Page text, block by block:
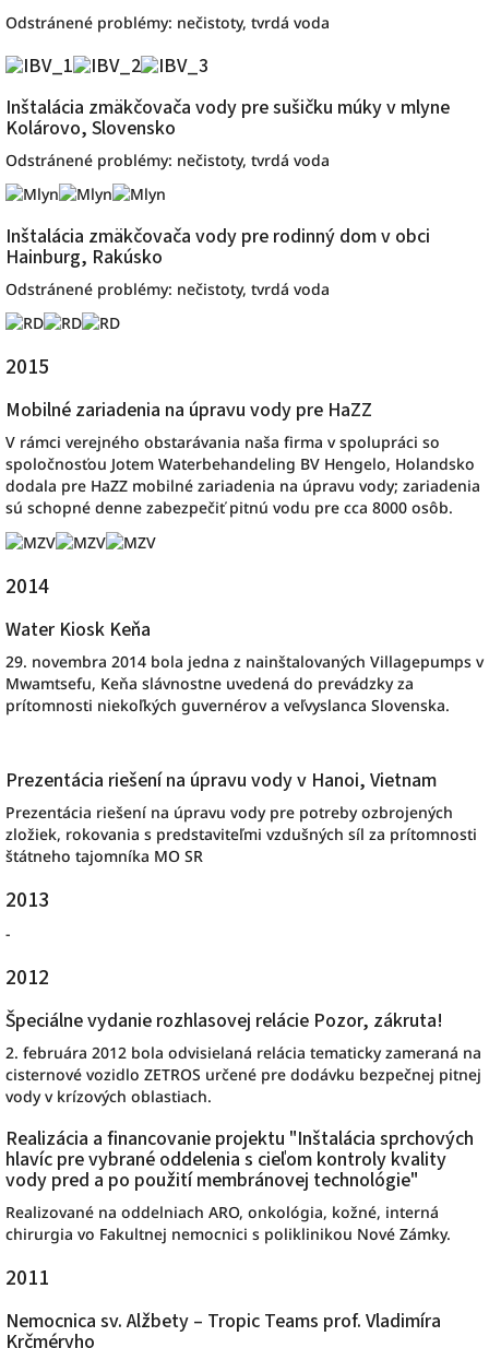
Odstránené problémy: nečistoty, tvrdá voda
Inštalácia zmäkčovača vody pre sušičku múky v mlyne
Kolárovo, Slovensko
Odstránené problémy: nečistoty, tvrdá voda
Inštalácia zmäkčovača vody pre rodinný dom v obci
Hainburg, Rakúsko
Odstránené problémy: nečistoty, tvrdá voda
2015
Mobilné zariadenia na úpravu vody pre HaZZ
V rámci verejného obstarávania naša firma v spolupráci so
spoločnosťou Jotem Waterbehandeling BV Hengelo, Holandsko
dodala pre HaZZ mobilné zariadenia na úpravu vody; zariadenia
sú schopné denne zabezpečiť pitnú vodu pre cca 8000 osôb.
2014
Water Kiosk Keňa
29. novembra 2014 bola jedna z nainštalovaných Villagepumps v
Mwamtsefu, Keňa slávnostne uvedená do prevádzky za
prítomnosti niekoľkých guvernérov a veľvyslanca Slovenska.
Prezentácia riešení na úpravu vody v Hanoi, Vietnam
Prezentácia riešení na úpravu vody pre potreby ozbrojených
zložiek, rokovania s predstaviteľmi vzdušných síl za prítomnosti
štátneho tajomníka MO SR
2013
-
2012
Špeciálne vydanie rozhlasovej relácie Pozor, zákruta!
2. februára 2012 bola odvisielaná relácia tematicky zameraná na
cisternové vozidlo ZETROS určené pre dodávku bezpečnej pitnej
vody v krízových oblastiach.
Realizácia a financovanie projektu "Inštalácia sprchových
hlavíc pre vybrané oddelenia s cieľom kontroly kvality
vody pred a po použití membránovej technológie"
Realizované na oddelniach ARO, onkológia, kožné, interná
chirurgia vo Fakultnej nemocnici s poliklinikou Nové Zámky.
2011
Nemocnica sv. Alžbety – Tropic Teams prof. Vladimíra
Krčméryho